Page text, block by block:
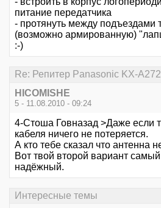
питание передатчика
- протянуть между подъездами
(возможно армированную)
:-)
Re: Репитер Panasonic KX-A272
HICOMISHE
5 - 11.08.2010 - 09:24
4-Стоша Говназад >Даже если
кабеля ничего не потеряется.
А кто тебе сказал что антенна
Вот твой второй вариант
надёжный.
Интересные темы